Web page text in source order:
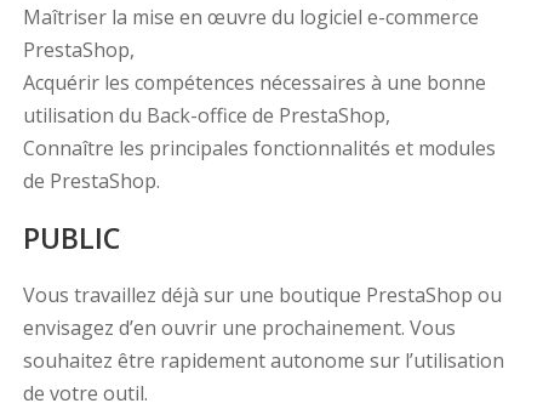
Maîtriser la mise en œuvre du logiciel e-commerce
PrestaShop,
Acquérir les compétences nécessaires à une bonne
utilisation du Back-office de PrestaShop,
Connaître les principales fonctionnalités et modules
de PrestaShop.
PUBLIC
Vous travaillez déjà sur une boutique PrestaShop ou
envisagez d’en ouvrir une prochainement. Vous
souhaitez être rapidement autonome sur l’utilisation
de votre outil.